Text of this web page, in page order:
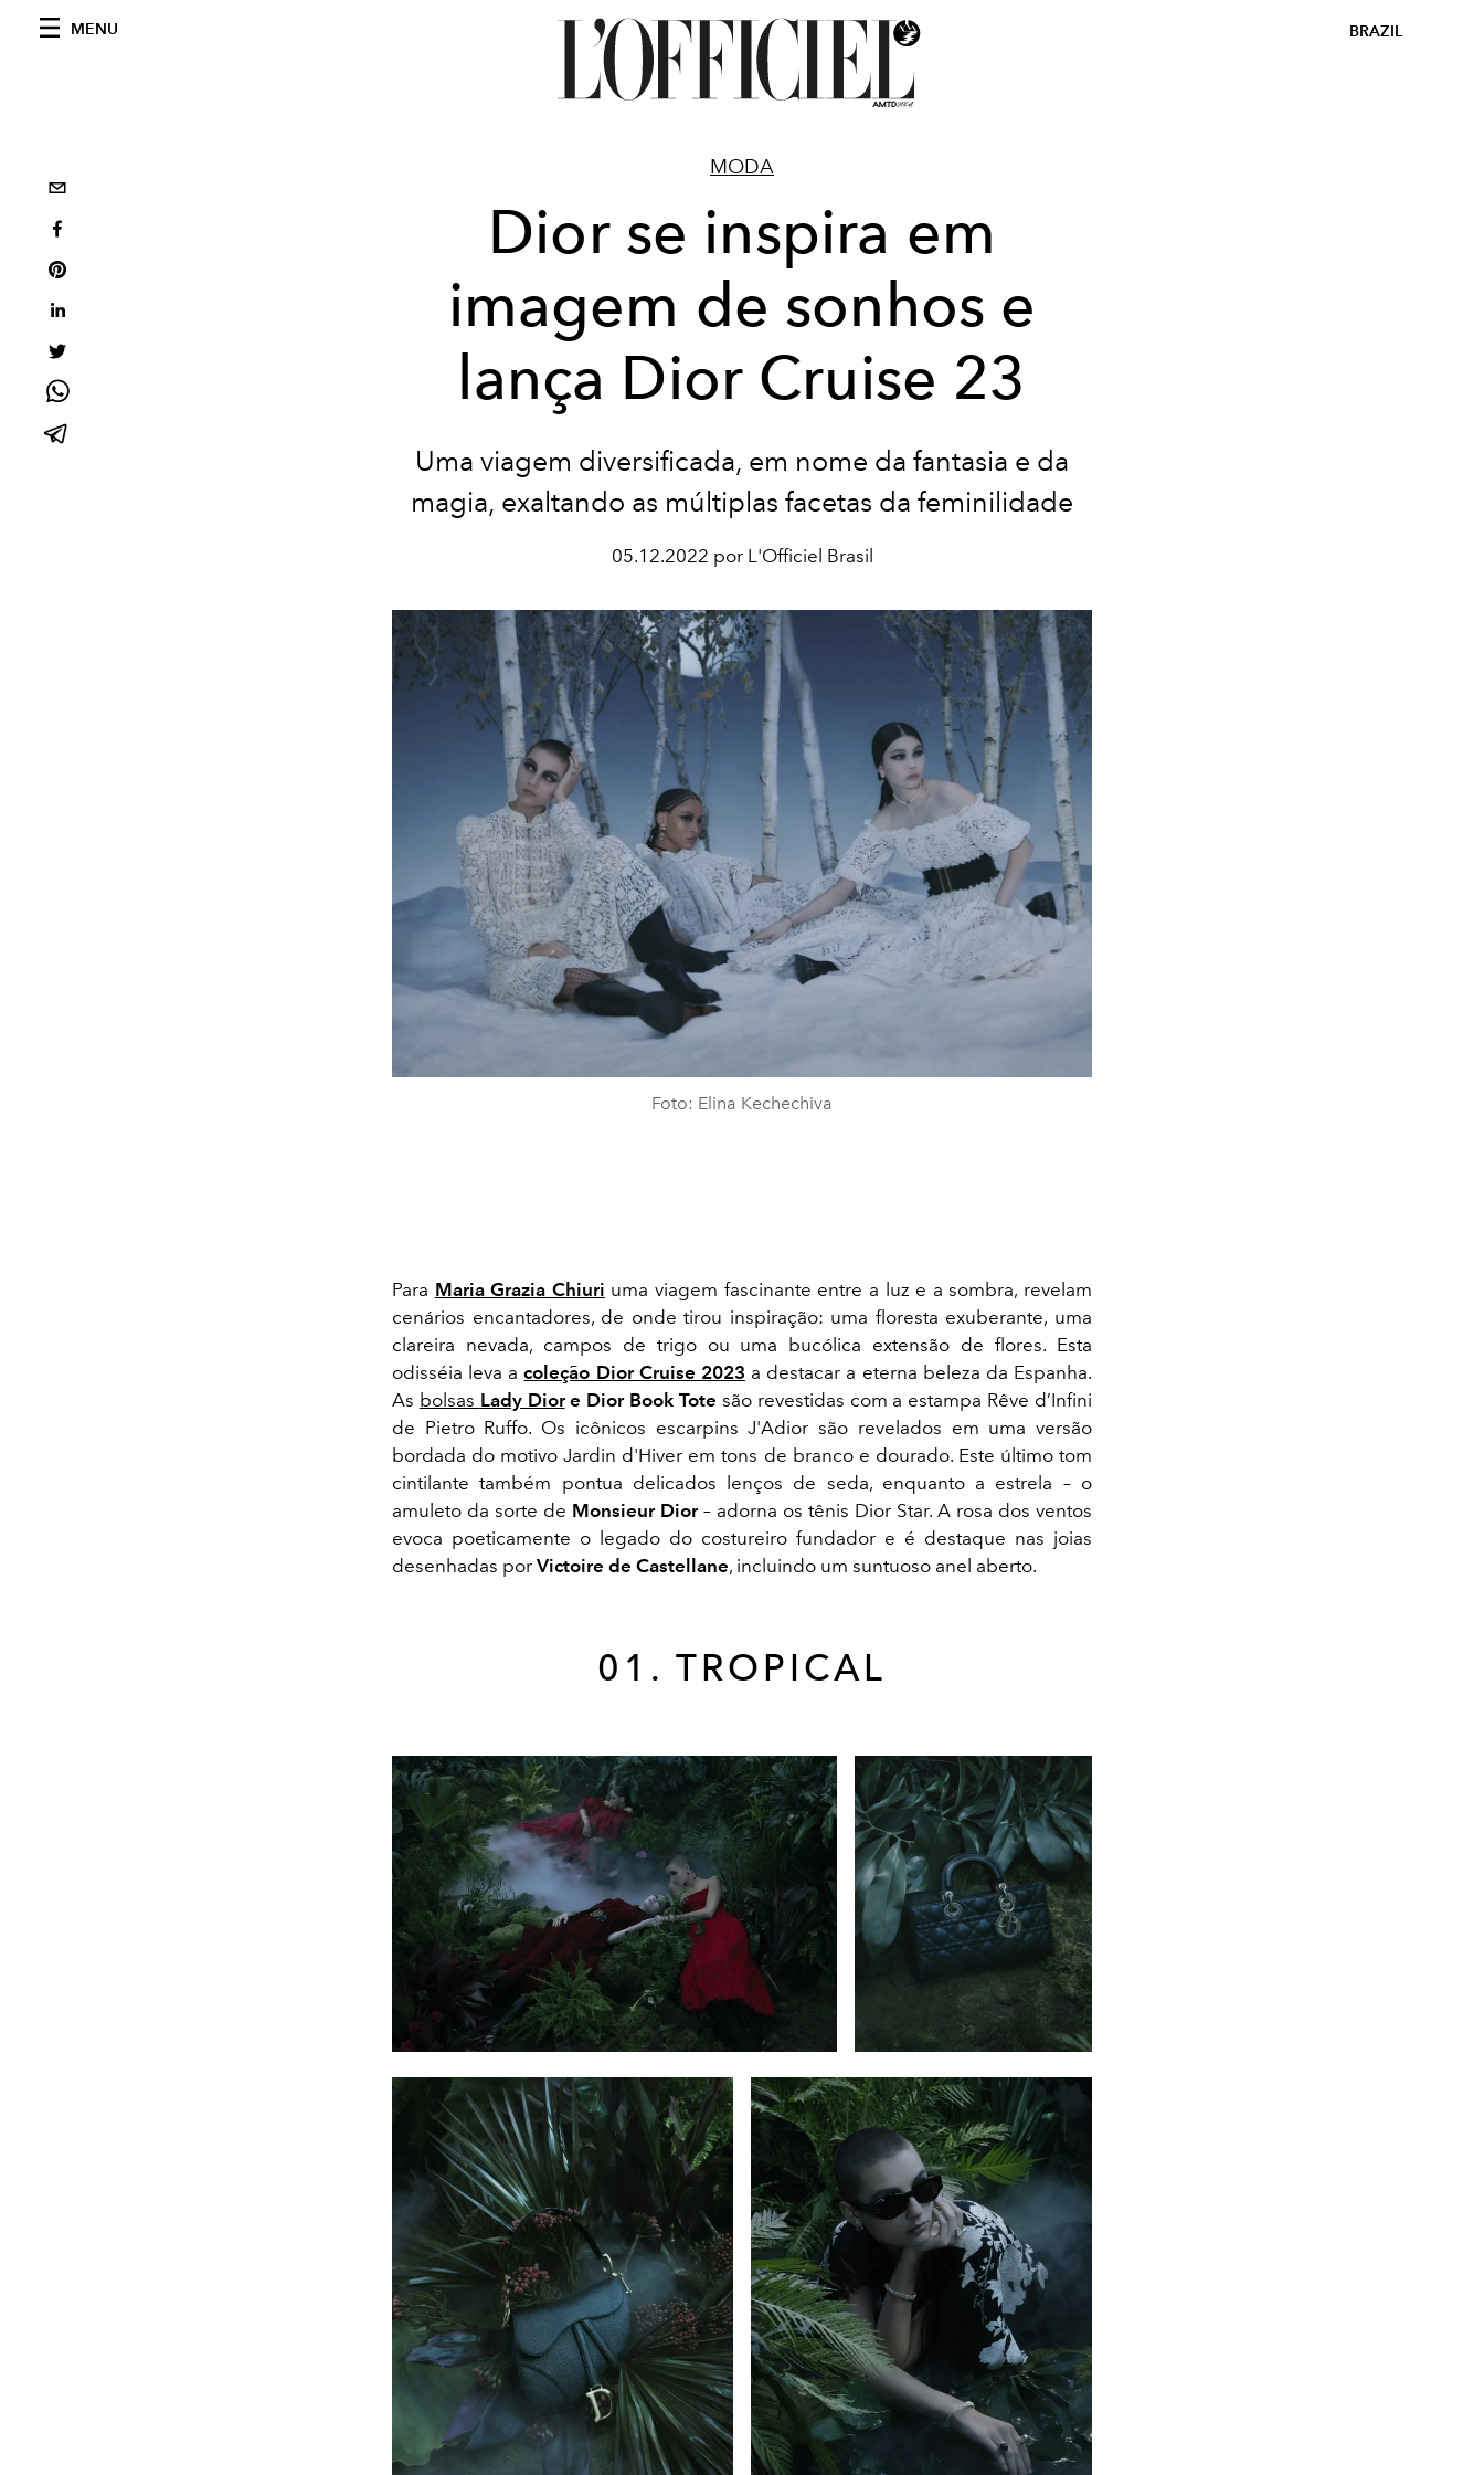
MENU BRAZIL
MODA
Dior se inspira em
imagem de sonhos e
lança Dior Cruise 23
Uma viagem diversificada, em nome da fantasia e da
magia, exaltando as múltiplas facetas da feminilidade
05.12.2022 por L'Officiel Brasil
Foto: Elina Kechechiva
Para Maria Grazia Chiuri uma viagem fascinante entre a luz e a sombra, revelam
cenários encantadores, de onde tirou inspiração: uma floresta exuberante, uma
clareira nevada, campos de trigo ou uma bucólica extensão de flores. Esta
odisséia leva acoleção Dior Cruise 2023 a destacar a eterna beleza da Espanha.
As bolsas Lady Diore Dior Book Tote são revestidas com a estampa Rêve d’Infini
de Pietro Ruffo. Os icônicos escarpins J'Adior são revelados em uma versão
bordada do motivo Jardin d'Hiver em tons de branco e dourado. Este último tom
cintilante também pontua delicados lenços de seda, enquanto a estrela – o
amuleto da sorte de Monsieur Dior– adorna os tênis Dior Star. A rosa dos ventos
evoca poeticamente o legado do costureiro fundador e é destaque nas joias
desenhadas por Victoire de Castellane, incluindo um suntuoso anel aberto.
01. TROPICAL